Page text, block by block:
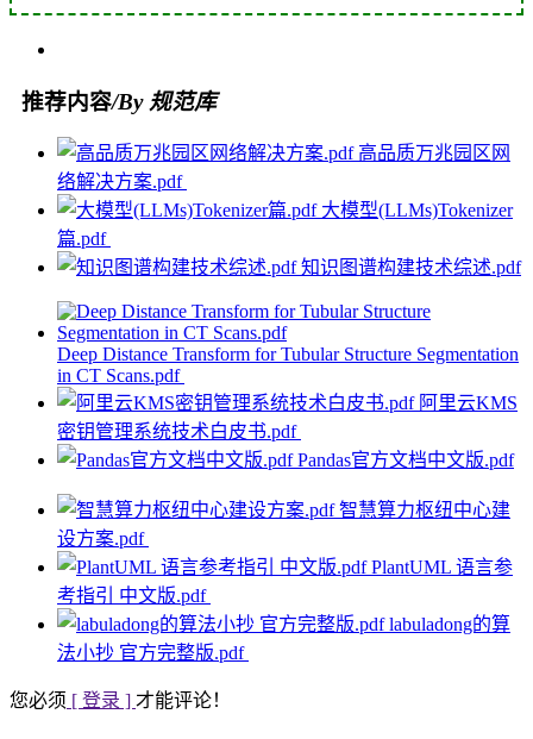
推荐内容/By 规范库
高品质万兆园区网
络解决方案.pdf
大模型(LLMs)Tokenizer
篇.pdf
知识图谱构建技术综述.pdf
Deep Distance Transform for Tubular Structure Segmentation
in CT Scans.pdf
阿里云KMS
密钥管理系统技术白皮书.pdf
Pandas官方文档中文版.pdf
智慧算力枢纽中心建
设方案.pdf
PlantUML 语言参
考指引 中文版.pdf
labuladong的算
法小抄 官方完整版.pdf
您必须 [ 登录 ] 才能评论！